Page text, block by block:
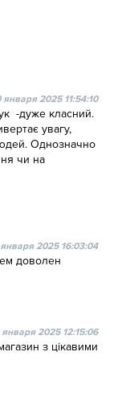
января 2025 11:54:10
-дуже класний.
увагу,
Однозначно
чи на
января 2025 16:03:04
доволен
января 2025 12:15:06
з цікавими